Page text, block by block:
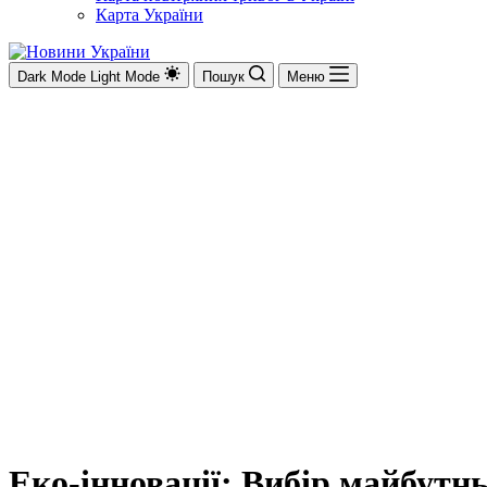
Карта України
Dark Mode Light Mode Пошук Меню